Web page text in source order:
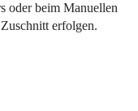
oder beim Manuellen
erfolgen.